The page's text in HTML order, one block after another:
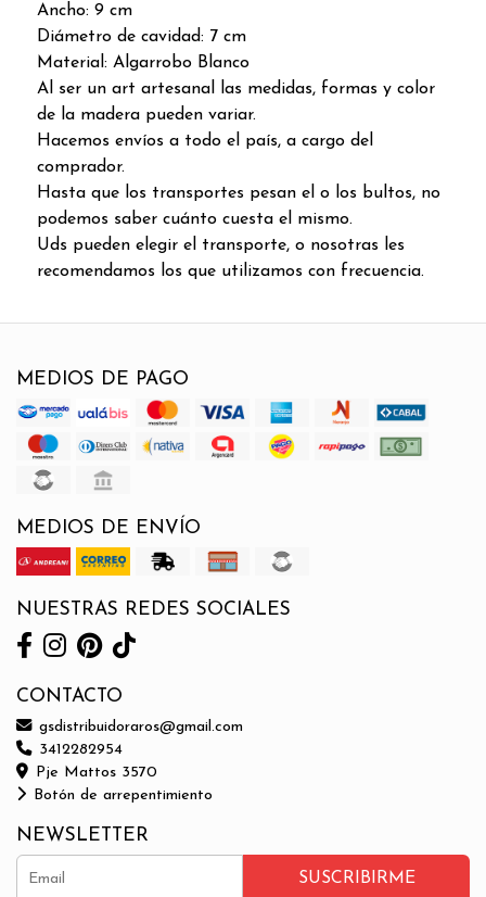
Ancho: 9 cm
Diámetro de cavidad: 7 cm
Material: Algarrobo Blanco
Al ser un art artesanal las medidas, formas y color
de la madera pueden variar.
Hacemos envíos a todo el país, a cargo del
comprador.
Hasta que los transportes pesan el o los bultos, no
podemos saber cuánto cuesta el mismo.
Uds pueden elegir el transporte, o nosotras les
recomendamos los que utilizamos con frecuencia.
MEDIOS DE PAGO
MEDIOS DE ENVÍO
NUESTRAS REDES SOCIALES
CONTACTO
gsdistribuidoraros@gmail.com
3412282954
Pje Mattos 3570
Botón de arrepentimiento
NEWSLETTER
SUSCRIBIRME